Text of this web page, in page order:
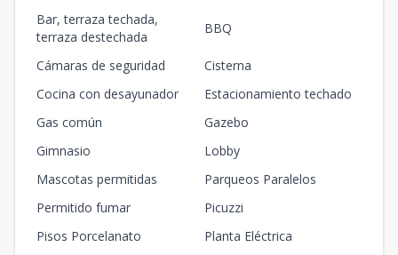
Bar, terraza techada,
terraza destechada
BBQ
Cámaras de seguridad
Cisterna
Cocina con desayunador
Estacionamiento techado
Gas común
Gazebo
Gimnasio
Lobby
Mascotas permitidas
Parqueos Paralelos
Permitido fumar
Picuzzi
Pisos Porcelanato
Planta Eléctrica